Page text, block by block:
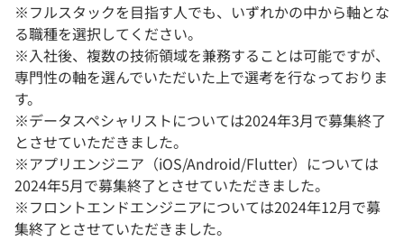
※フルスタックを目指す人でも、いずれかの中から軸とな
る職種を選択してください。
※入社後、複数の技術領域を兼務することは可能ですが、
専門性の軸を選んでいただいた上で選考を行なっておりま
す。
※データスペシャリストについては2024年3月で募集終了
とさせていただきました。
※アプリエンジニア（iOS/Android/Flutter）については
2024年5月で募集終了とさせていただきました。
※フロントエンドエンジニアについては2024年12月で募
集終了とさせていただきました。